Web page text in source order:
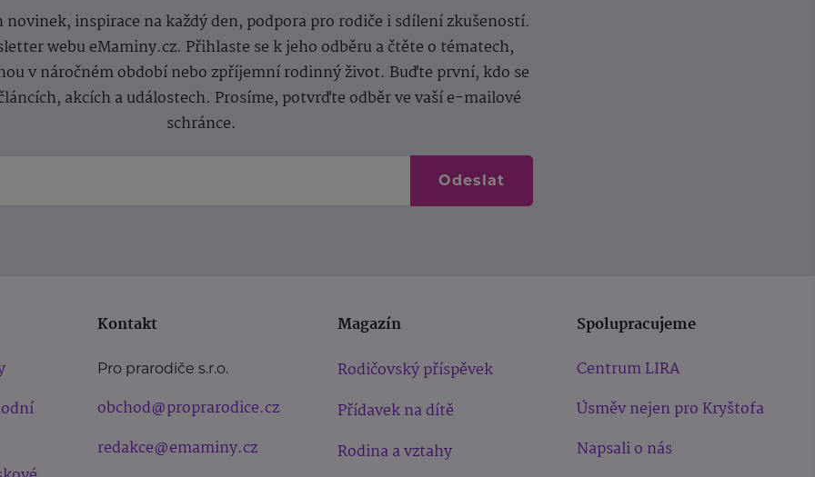
novinek, inspirace na každý den, podpora pro rodiče i sdílení zkušeností.
webu eMaminy.cz. Přihlaste se k jeho odběru a čtěte o tématech,
v náročném období nebo zpříjemní rodinný život. Buďte první, kdo se
akcích a událostech. Prosíme, potvrďte odběr ve vaší e-mailové
schránce.
Odeslat
Kontakt
Pro prarodiče s.r.o.
obchod@proprarodice.cz
redakce@emaminy.cz
Magazín
Rodičovský příspěvek
Přídavek na dítě
Rodina a vztahy
Spolupracujeme
Centrum LIRA
Úsměv nejen pro Kryštofa
Napsali o nás